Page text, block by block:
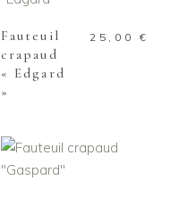
Fauteuil
crapaud
« Edgard
»
25,00 €
AJOUTER AU
PANIER